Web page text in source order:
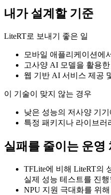
내가 설계할 기준
LiteRT로 보내기 좋은 일
모바일 애플리케이션에
고사양 AI 모델을 활용
웹 기반 AI 서비스 제공
이 기술이 맞지 않는 경우
낮은 성능의 저사양 기
특정 패키지나 라이브러
실패를 줄이는 운영
TFLite에 비해 LiteRT의
실제 성능 테스트를 진행
NPU 지원 극대화를 위